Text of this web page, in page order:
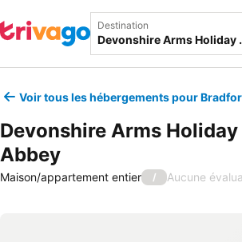
Destination
Voir tous les hébergements pour
Devonshire Arms
Abbey
Maison/appartement entier / Aucune